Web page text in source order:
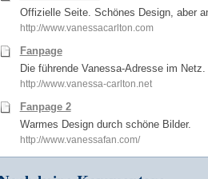
Offizielle Seite. Schönes Design, aber
http://www.vanessacarlton.com
Fanpage
Die führende Vanessa-Adresse im Netz.
http://www.vanessa-carlton.net
Fanpage 2
Warmes Design durch schöne Bilder.
http://www.vanessafan.com/